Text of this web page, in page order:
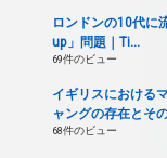
ロンドンの10代に
up」問題｜Ti...
69件のビュー
イギリスにおける
ャングの存在とそ
68件のビュー